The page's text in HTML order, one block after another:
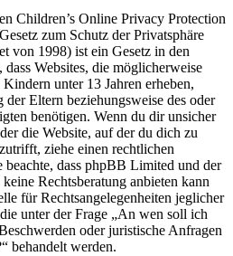
Children’s Online Privacy Protection
zum Schutz der Privatsphäre
von 1998) ist ein Gesetz in den
Websites, die möglicherweise
unter 13 Jahren erheben,
Eltern beziehungsweise des oder
benötigen. Wenn du dir unsicher
die Website, auf der du dich zu
ziehe einen rechtlichen
beachte, dass phpBB Limited und der
Rechtsberatung anbieten kann
für Rechtsangelegenheiten jeglicher
unter der Frage „An wen soll ich
oder juristische Anfragen
behandelt werden.